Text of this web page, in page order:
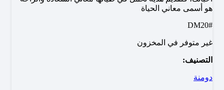
هو أسمى معاني الحياة
#DM20
غير متوفر في المخزون
التصنيف:
دومنة